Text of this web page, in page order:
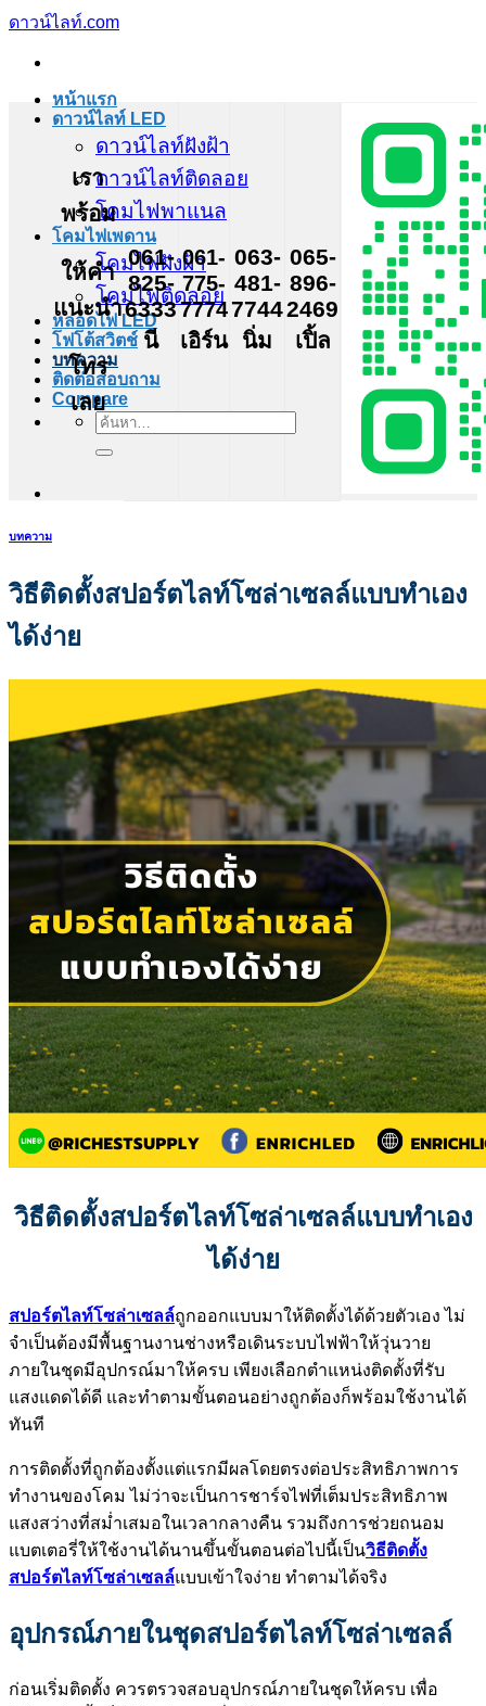
ข้าม
เนื้อหา
ดาวน์ไลท์.com
หน้าแรก
ดาวน์ไลท์ LED
ดาวน์ไลท์ฝังฝ้า
ดาวน์ไลท์ติดลอย
โคมไฟพาแนล
โคมไฟเพดาน
โคมไฟฝังฝ้า
โคมไฟติดลอย
หลอดไฟ LED
โฟโต้สวิตช์
บทความ
ติดต่อสอบถาม
Compare
ค้นหา:
เรา
พร้อม
ให้คำ
แนะนำ
โทร
เลย
061-
825-
6333
นี
061-
775-
7774
เอิร์น
063-
481-
7744
นิ่ม
065-
896-
2469
เปิ้ล
บทความ
วิธีติดตั้งสปอร์ตไลท์โซล่าเซลล์แบบทำเอง
ได้ง่าย
วิธีติดตั้งสปอร์ตไลท์โซล่าเซลล์แบบทำเอง
ได้ง่าย
สปอร์ตไลท์โซล่าเซลล์ถูกออกแบบมาให้ติดตั้งได้ด้วยตัวเอง ไม่
จำเป็นต้องมีพื้นฐานงานช่างหรือเดินระบบไฟฟ้าให้วุ่นวาย
ภายในชุดมีอุปกรณ์มาให้ครบ เพียงเลือกตำแหน่งติดตั้งที่รับ
แสงแดดได้ดี และทำตามขั้นตอนอย่างถูกต้องก็พร้อมใช้งานได้
ทันที
การติดตั้งที่ถูกต้องตั้งแต่แรกมีผลโดยตรงต่อประสิทธิภาพการ
ทำงานของโคม ไม่ว่าจะเป็นการชาร์จไฟที่เต็มประสิทธิภาพ
แสงสว่างที่สม่ำเสมอในเวลากลางคืน รวมถึงการช่วยถนอม
แบตเตอรี่ให้ใช้งานได้นานขึ้นขั้นตอนต่อไปนี้เป็นวิธีติดตั้ง
สปอร์ตไลท์โซล่าเซลล์แบบเข้าใจง่าย ทำตามได้จริง
อุปกรณ์ภายในชุดสปอร์ตไลท์โซล่าเซลล์
ก่อนเริ่มติดตั้ง ควรตรวจสอบอุปกรณ์ภายในชุดให้ครบ เพื่อ